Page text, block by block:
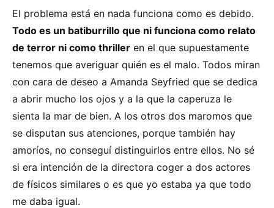
El problema está en nada funciona como es debido.
Todo es un batiburrillo que ni funciona como relato
de terror ni como thriller en el que supuestamente
tenemos que averiguar quién es el malo. Todos miran
con cara de deseo a Amanda Seyfried que se dedica
a abrir mucho los ojos y a la que la caperuza le
sienta la mar de bien. A los otros dos maromos que
se disputan sus atenciones, porque también hay
amoríos, no conseguí distinguirlos entre ellos. No sé
si era intención de la directora coger a dos actores
de físicos similares o es que yo estaba ya que todo
me daba igual.